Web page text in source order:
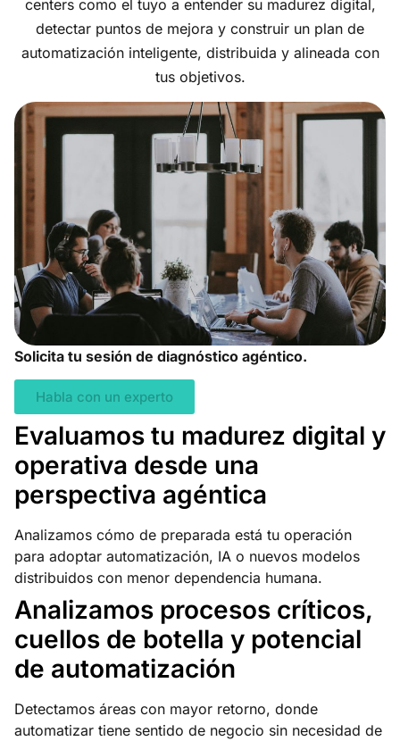
centers como el tuyo a entender su madurez digital,
detectar puntos de mejora y construir un plan de
automatización inteligente, distribuida y alineada con
tus objetivos.
Solicita tu sesión de diagnóstico agéntico.
Habla con un experto
Evaluamos tu madurez digital y
operativa desde una
perspectiva agéntica
Analizamos cómo de preparada está tu operación
para adoptar automatización, IA o nuevos modelos
distribuidos con menor dependencia humana.
Analizamos procesos críticos,
cuellos de botella y potencial
de automatización
Detectamos áreas con mayor retorno, donde
automatizar tiene sentido de negocio sin necesidad de